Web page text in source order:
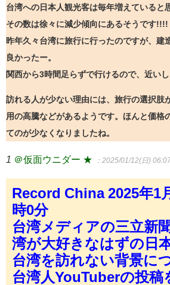
台湾への日本人観光客は毎年増えていると
その数は徐々に減少傾向にあるそうです!!!!
昨年久々台湾に旅行に行ったのですが、建
良かったー。
関西から3時間足らずで行けるので、近い
訪れる人が少ない理由には、旅行の選択肢
用の高騰などがあるようです。ほんと価格
てのが少なくなりましたね。
1 ＠仮面ウニダー ★ ：2025/01/12(日)
Record China 2025年1
時0分
台湾メディアの三立新
湾が大好きなはずの日
台湾を訪れない背景に
台湾人YouTuberの投稿